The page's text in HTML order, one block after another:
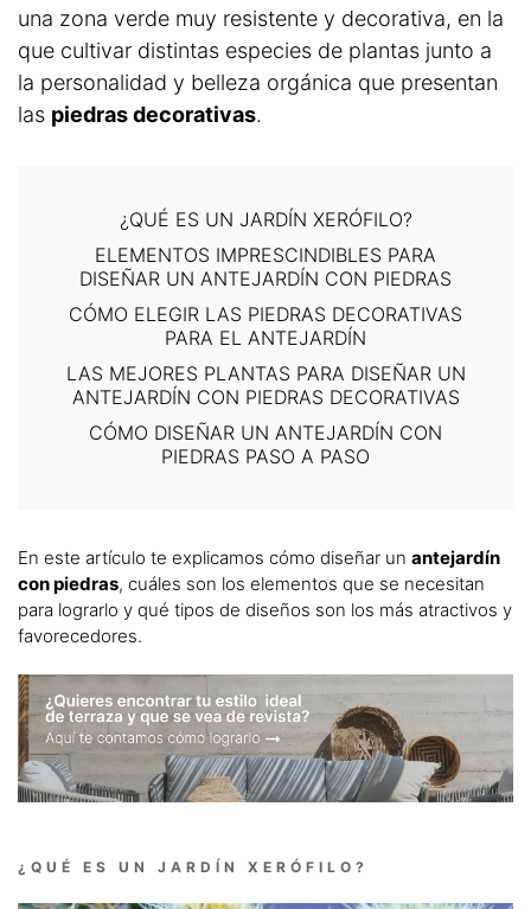
una zona verde muy resistente y decorativa, en la
que cultivar distintas especies de plantas junto a
la personalidad y belleza orgánica que presentan
las piedras decorativas.
¿QUÉ ES UN JARDÍN XERÓFILO?
ELEMENTOS IMPRESCINDIBLES PARA
DISEÑAR UN ANTEJARDÍN CON PIEDRAS
CÓMO ELEGIR LAS PIEDRAS DECORATIVAS
PARA EL ANTEJARDÍN
LAS MEJORES PLANTAS PARA DISEÑAR UN
ANTEJARDÍN CON PIEDRAS DECORATIVAS
CÓMO DISEÑAR UN ANTEJARDÍN CON
PIEDRAS PASO A PASO
En este artículo te explicamos cómo diseñar un antejardín
con piedras, cuáles son los elementos que se necesitan
para lograrlo y qué tipos de diseños son los más atractivos y
favorecedores.
¿QUÉ ES UN JARDÍN XERÓFILO?